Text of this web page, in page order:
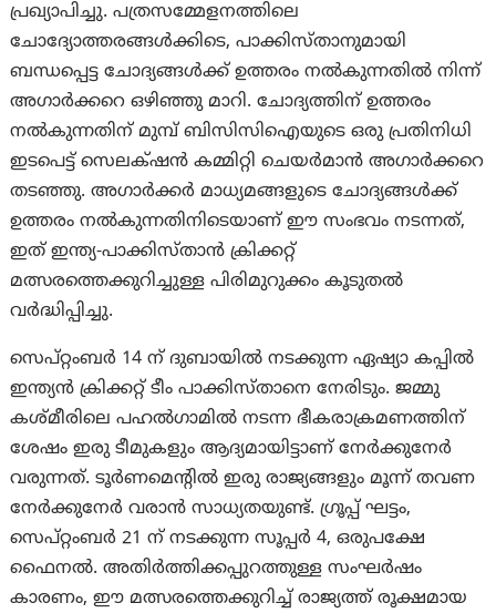
പ്രഖ്യാപിച്ചു. പത്രസമ്മേളനത്തിലെ
ചോദ്യോത്തരങ്ങൾക്കിടെ, പാക്കിസ്താനുമായി
ബന്ധപ്പെട്ട ചോദ്യങ്ങൾക്ക് ഉത്തരം നൽകുന്നതിൽ നിന്ന്
അഗാർക്കറെ ഒഴിഞ്ഞു മാറി. ചോദ്യത്തിന് ഉത്തരം
നൽകുന്നതിന് മുമ്പ് ബിസിസിഐയുടെ ഒരു പ്രതിനിധി
ഇടപെട്ട് സെലക്‌ഷന്‍ കമ്മിറ്റി ചെയർമാൻ അഗാർക്കറെ
തടഞ്ഞു. അഗാർക്കർ മാധ്യമങ്ങളുടെ ചോദ്യങ്ങൾക്ക്
ഉത്തരം നൽകുന്നതിനിടെയാണ് ഈ സംഭവം നടന്നത്,
ഇത് ഇന്ത്യ-പാക്കിസ്താന്‍ ക്രിക്കറ്റ്
മത്സരത്തെക്കുറിച്ചുള്ള പിരിമുറുക്കം കൂടുതൽ
വർദ്ധിപ്പിച്ചു.
സെപ്റ്റംബർ 14 ന് ദുബായിൽ നടക്കുന്ന ഏഷ്യാ കപ്പിൽ
ഇന്ത്യൻ ക്രിക്കറ്റ് ടീം പാക്കിസ്താനെ നേരിടും. ജമ്മു
കശ്മീരിലെ പഹൽഗാമിൽ നടന്ന ഭീകരാക്രമണത്തിന്
ശേഷം ഇരു ടീമുകളും ആദ്യമായിട്ടാണ് നേർക്കുനേർ
വരുന്നത്. ടൂർണമെന്റിൽ ഇരു രാജ്യങ്ങളും മൂന്ന് തവണ
നേർക്കുനേർ വരാൻ സാധ്യതയുണ്ട്. ഗ്രൂപ്പ് ഘട്ടം,
സെപ്റ്റംബർ 21 ന് നടക്കുന്ന സൂപ്പർ 4, ഒരുപക്ഷേ
ഫൈനൽ. അതിർത്തിക്കപ്പുറത്തുള്ള സംഘർഷം
കാരണം, ഈ മത്സരത്തെക്കുറിച്ച് രാജ്യത്ത് രൂക്ഷമായ